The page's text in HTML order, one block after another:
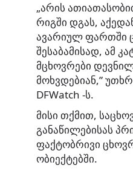
„არის
რიგში დგას,
ავარიულ ფართში
შესაბამისად, ამ
მცხოვრები
მოხვდებიან,”
DFWatch -ს.
მისი თქმით,
განაწილებისას
ფაქტობრივი
ობიექტებში.